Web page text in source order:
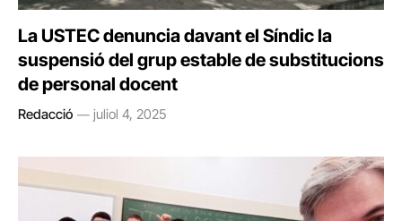
La USTEC denuncia davant el Síndic la
suspensió del grup estable de substitucions
de personal docent
Redacció juliol 4, 2025